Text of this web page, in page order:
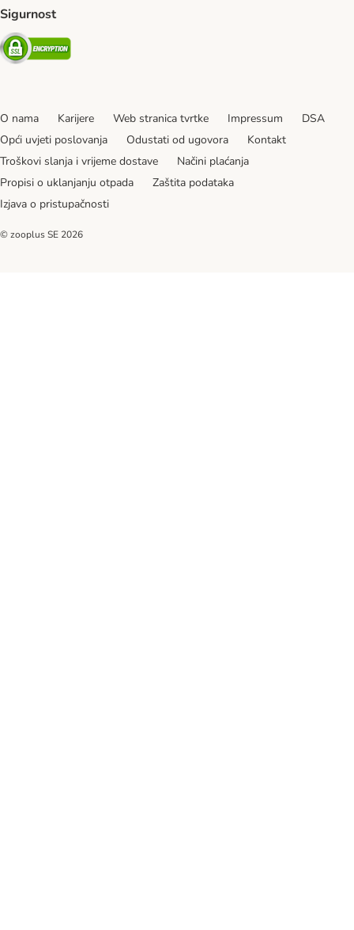
Sigurnost
Security
O nama Karijere Web stranica tvrtke Impressum
DSA
Opći uvjeti poslovanja
Odustati od ugovora
Kontakt
Troškovi slanja i vrijeme dostave
Načini plaćanja
Propisi o uklanjanju otpada
Zaštita podataka
Izjava o pristupačnosti
© zooplus SE 2026